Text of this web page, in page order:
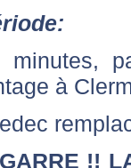
minutes,
à
!!